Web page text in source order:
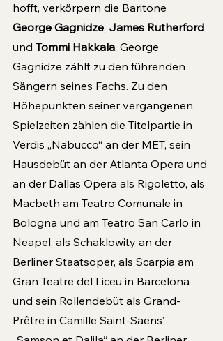
hofft, verkörpern die Baritone
George Gagnidze, James Rutherford
und Tommi Hakkala. George
Gagnidze zählt zu den führenden
Sängern seines Fachs. Zu den
Höhepunkten seiner vergangenen
Spielzeiten zählen die Titelpartie in
Verdis „Nabucco“ an der MET, sein
Hausdebüt an der Atlanta Opera und
an der Dallas Opera als Rigoletto, als
Macbeth am Teatro Comunale in
Bologna und am Teatro San Carlo in
Neapel, als Schaklowity an der
Berliner Staatsoper, als Scarpia am
Gran Teatre del Liceu in Barcelona
und sein Rollendebüt als Grand-
Prêtre in Camille Saint-Saens’